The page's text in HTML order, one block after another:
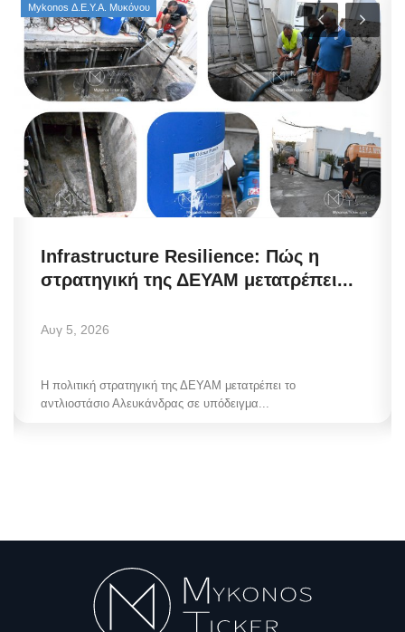
Mykonos Δ.Ε.Υ.Α. Μυκόνου
Infrastructure Resilience: Πώς η
στρατηγική της ΔΕΥΑΜ μετατρέπει...
Αυγ 5, 2026
Η πολιτική στρατηγική της ΔΕΥΑΜ μετατρέπει το
αντλιοστάσιο Αλευκάνδρας σε υπόδειγμα...